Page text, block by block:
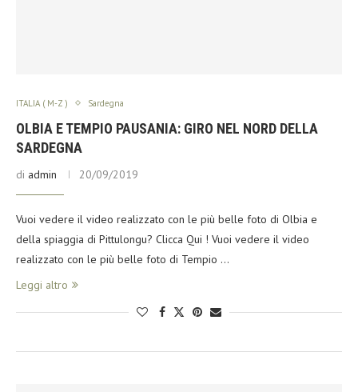
ITALIA ( M-Z ) Sardegna
OLBIA E TEMPIO PAUSANIA: GIRO NEL NORD DELLA
SARDEGNA
di admin 20/09/2019
Vuoi vedere il video realizzato con le più belle foto di Olbia e
della spiaggia di Pittulongu? Clicca Qui ! Vuoi vedere il video
realizzato con le più belle foto di Tempio …
Leggi altro